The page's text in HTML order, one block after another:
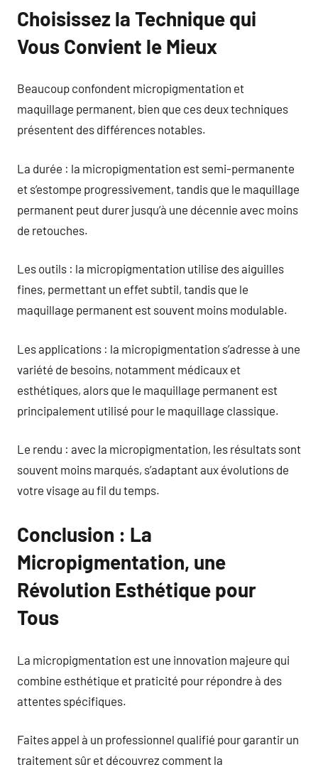
Choisissez la Technique qui
Vous Convient le Mieux
Beaucoup confondent micropigmentation et
maquillage permanent, bien que ces deux techniques
présentent des différences notables.
La durée : la micropigmentation est semi-permanente
et s’estompe progressivement, tandis que le maquillage
permanent peut durer jusqu’à une décennie avec moins
de retouches.
Les outils : la micropigmentation utilise des aiguilles
fines, permettant un effet subtil, tandis que le
maquillage permanent est souvent moins modulable.
Les applications : la micropigmentation s’adresse à une
variété de besoins, notamment médicaux et
esthétiques, alors que le maquillage permanent est
principalement utilisé pour le maquillage classique.
Le rendu : avec la micropigmentation, les résultats sont
souvent moins marqués, s’adaptant aux évolutions de
votre visage au fil du temps.
Conclusion : La
Micropigmentation, une
Révolution Esthétique pour
Tous
La micropigmentation est une innovation majeure qui
combine esthétique et praticité pour répondre à des
attentes spécifiques.
Faites appel à un professionnel qualifié pour garantir un
traitement sûr et découvrez comment la